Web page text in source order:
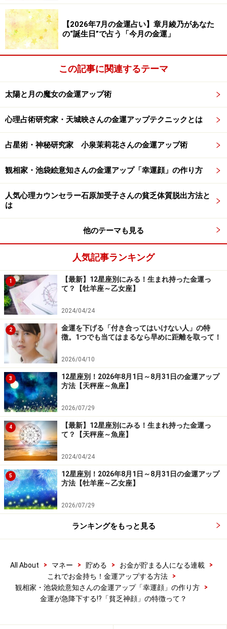
ていたら、要注意です。運が急降下しているサインかも
しれません。
たとえ、作り笑顔でもいいのです。笑っていれば、脳が
「幸せ」だと錯覚しますから、自然と幸せを呼び寄せる
ような行動をするようになっていきます。
顔は、置かれた状況や心の在り方によって、日々変化し
ます。「今の自分」と向き合うためにも、毎日、鏡でマ
メに顔をチェックすることが大切です。口角を上げて笑
顔の練習をすることで、笑った顔が形状記憶されます
教えてくれたのは……
池袋絵意知（いけぶくろ えいち）さん
池袋さん
観相家、顔研究家、顔面評論家としてメディアで活躍。
出版社で3年半、人材総合サービスで7年半営業を経験し
た後、それまで興味を持っていた顔の研究を本格的に始
め、独自の顔面観相術「ふくろう流観相学」を確立。幸
せな顔になるための「顔創道」を提唱し、多くの支持を
集める。近著に『1分で見抜け!顔やしぐさでわかる本当
の性格』（明日香出版社）。日本顔学会会員。
ト「池袋絵意知」
取材・文／あるじゃん編集部 イラスト／竹松勇二
※記事内容は執筆時点のものです。最新の内容をご確認くださ
い。
本記事の内容は一般的な情報提供を目的としており、特定の金融
商品や投資行動を推奨するものではありません。
投資や資産運用に関する最終的なご判断はご自身の責任において
行ってください。
掲載情報の正確性・完全性については十分に配慮しております
の公式情報をご確認ください。
【編集部からのお知らせ】
・「家計」について、アンケート（2026/8/31まで）
【2026年7月の金運占い】章月綾乃があなた
の“誕生日”で占う「今月の金運」
この記事に関連するテーマ
太陽と月の魔女の金運アップ術
心理占術研究家・天城映さんの金運アップテクニックとは
占星術・神秘研究家 小泉茉莉花さんの金運アップ術
観相家・池袋絵意知さんの金運アップ「幸運顔」の作り方
人気心理カウンセラー石原加受子さんの貧乏体質脱出方法と
は
他のテーマも見る
人気記事ランキング
1
【最新】12星座別にみる！生まれ持った金運っ
て？【牡羊座～乙女座】
2024/04/24
2
金運を下げる「付き合ってはいけない人」の特
徴。1つでも当てはまるなら早めに距離を取って！
2026/04/10
3
12星座別！2026年8月1日～8月31日の金運アップ
方法【天秤座～魚座】
2026/07/29
4
【最新】12星座別にみる！生まれ持った金運っ
て？【天秤座～魚座】
2024/04/24
5
12星座別！2026年8月1日～8月31日の金運アップ
方法【牡羊座～乙女座】
2026/07/29
ランキングをもっと見る
All About > マネー > 貯める > お金が貯まる人になる連載
>
これでお金持ち！金運アップする方法
>
観相家・池袋絵意知さんの金運アップ「幸運顔」の作り方
>
金運が急降下する!?「貧乏神顔」の特徴って？